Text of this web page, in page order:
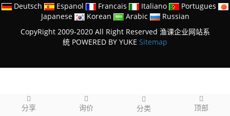
分享 询价 分类 顶部
Deutsch Espanol Francais Italiano
Portugues
Japanese
Korean Arabic
Russian
CopyRight 2009-2020 All Right Reserved 渔课企业网站系
统 POWERED BY YUKE Sitemap